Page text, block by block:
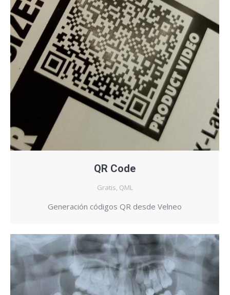
QR Code
Gratis, QML
Generación códigos QR desde Velneo